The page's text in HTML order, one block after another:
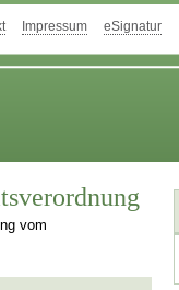
Impressum eSignatur
vom